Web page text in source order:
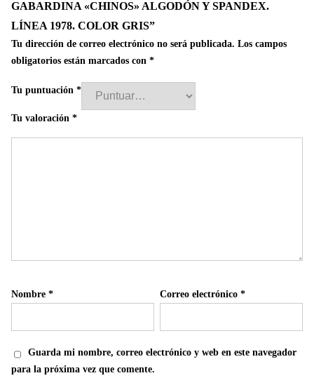
GABARDINA «CHINOS» ALGODÓN Y SPANDEX.
LÍNEA 1978. COLOR GRIS”
Tu dirección de correo electrónico no será publicada. Los campos
obligatorios están marcados con *
Tu puntuación *
Tu valoración *
Nombre * Correo electrónico*
Guarda mi nombre, correo electrónico y web en este navegador
para la próxima vez que comente.